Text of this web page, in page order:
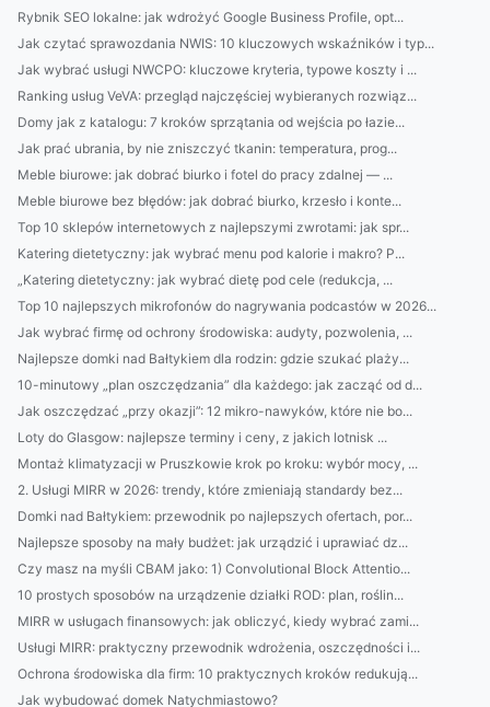
Rybnik SEO lokalne: jak wdrożyć Google Business Profile, opt...
Jak czytać sprawozdania NWIS: 10 kluczowych wskaźników i typ...
Jak wybrać usługi NWCPO: kluczowe kryteria, typowe koszty i ...
Ranking usług VeVA: przegląd najczęściej wybieranych rozwiąz...
Domy jak z katalogu: 7 kroków sprzątania od wejścia po łazie...
Jak prać ubrania, by nie zniszczyć tkanin: temperatura, prog...
Meble biurowe: jak dobrać biurko i fotel do pracy zdalnej — ...
Meble biurowe bez błędów: jak dobrać biurko, krzesło i konte...
Top 10 sklepów internetowych z najlepszymi zwrotami: jak spr...
Katering dietetyczny: jak wybrać menu pod kalorie i makro? P...
„Katering dietetyczny: jak wybrać dietę pod cele (redukcja, ...
Top 10 najlepszych mikrofonów do nagrywania podcastów w 2026...
Jak wybrać firmę od ochrony środowiska: audyty, pozwolenia, ...
Najlepsze domki nad Bałtykiem dla rodzin: gdzie szukać plaży...
10-minutowy „plan oszczędzania” dla każdego: jak zacząć od d...
Jak oszczędzać „przy okazji”: 12 mikro-nawyków, które nie bo...
Loty do Glasgow: najlepsze terminy i ceny, z jakich lotnisk ...
Montaż klimatyzacji w Pruszkowie krok po kroku: wybór mocy, ...
2. Usługi MIRR w 2026: trendy, które zmieniają standardy bez...
Domki nad Bałtykiem: przewodnik po najlepszych ofertach, por...
Najlepsze sposoby na mały budżet: jak urządzić i uprawiać dz...
Czy masz na myśli CBAM jako: 1) Convolutional Block Attentio...
10 prostych sposobów na urządzenie działki ROD: plan, roślin...
MIRR w usługach finansowych: jak obliczyć, kiedy wybrać zami...
Usługi MIRR: praktyczny przewodnik wdrożenia, oszczędności i...
Ochrona środowiska dla firm: 10 praktycznych kroków redukują...
Jak wybudować domek Natychmiastowo?